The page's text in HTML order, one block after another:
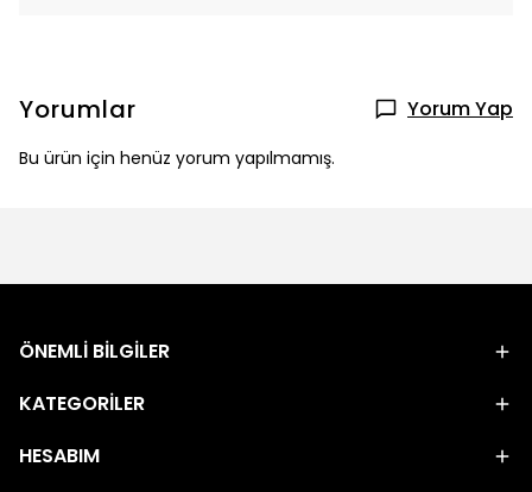
Yorumlar Yorum Yap
Bu ürün için henüz yorum yapılmamış.
ÖNEMLİ BİLGİLER
KATEGORİLER
HESABIM